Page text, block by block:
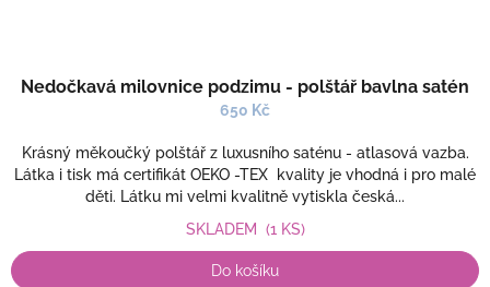
Nedočkavá milovnice podzimu - polštář bavlna satén
650 Kč
Krásný měkoučký polštář z luxusního saténu - atlasová vazba.
Látka i tisk má certifikát OEKO -TEX kvality je vhodná i pro malé
děti. Látku mi velmi kvalitně vytiskla česká...
SKLADEM (1 KS)
Do košíku